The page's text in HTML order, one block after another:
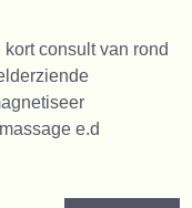
consult van rond
e.d